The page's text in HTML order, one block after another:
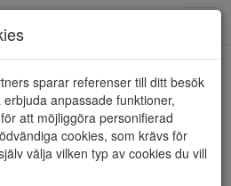
sparar referenser till ditt besök
anpassade funktioner,
att möjliggöra personifierad
cookies, som krävs för
välja vilken typ av cookies du vill